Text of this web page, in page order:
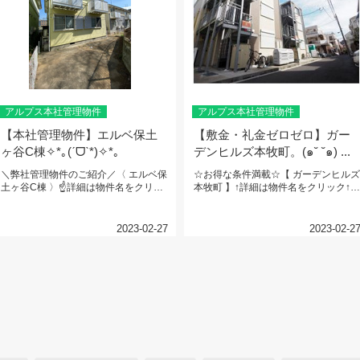
アルプス本社管理物件
【本社管理物件】エルベ保土
ヶ谷C棟✧*｡(ˊᗜˋ*)✧*｡
＼弊社管理物件のご紹介／〈 エルベ保
土ヶ谷C棟 〉☝詳細は物件名をクリッ
2023-02-27
アルプス本社管理物件
【敷金・礼金ゼロゼロ】ガー
デンヒルズ本牧町。(๑˘ ˘๑) ...
☆お得な条件満載☆【 ガーデンヒルズ
本牧町 】↑詳細は物件名をクリック↑京
2023-02-27